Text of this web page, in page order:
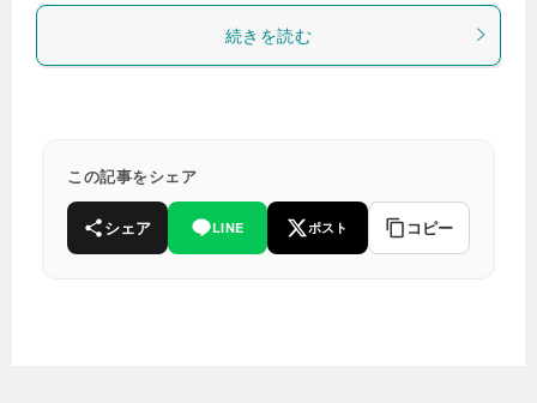
続きを読む
この記事をシェア
シェア LINE ポスト コピー